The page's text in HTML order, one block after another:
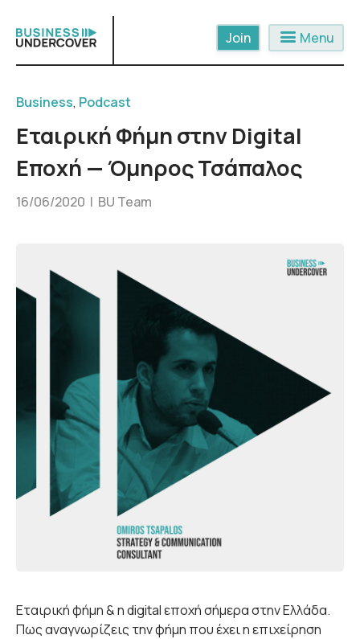
content
menu Menu
Business, Podcast
Εταιρική Φήμη στην Digital
Εποχή — Όμηρος Τσάπαλος
16/06/2020 | BU Team
Εταιρική φήμη & η digital εποχή σήμερα στην Ελλάδα.
Πως αναγνωρίζεις την φήμη που έχει η επιχείρηση